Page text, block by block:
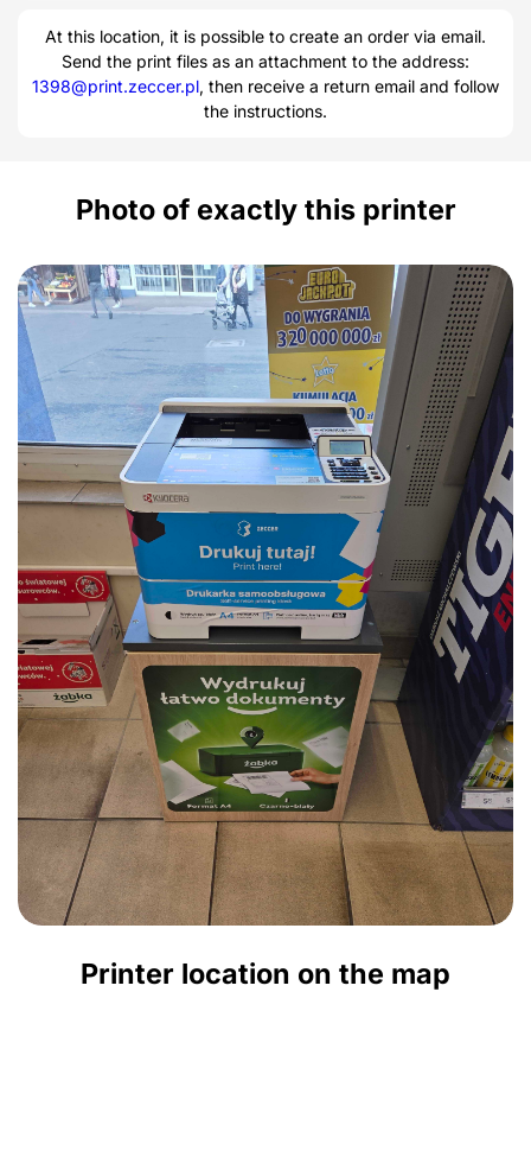
At this location, it is possible to create an order via email.
Send the print files as an attachment to the address:
1398@print.zeccer.pl, then receive a return email and follow
the instructions.
Photo of exactly this printer
Printer location on the map